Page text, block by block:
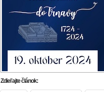
Zdieľajte článok: